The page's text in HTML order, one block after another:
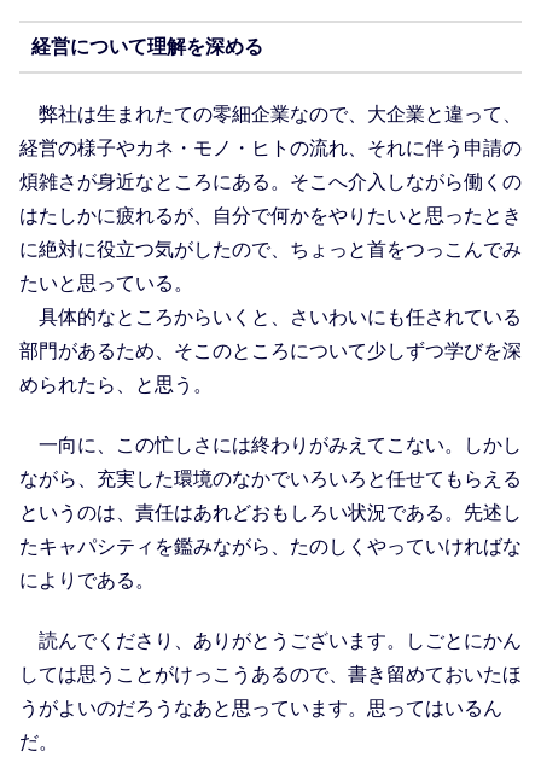
経営について理解を深める
弊社は生まれたての零細企業なので、大企業と違って、
経営の様子やカネ・モノ・ヒトの流れ、それに伴う申請の
煩雑さが身近なところにある。そこへ介入しながら働くの
はたしかに疲れるが、自分で何かをやりたいと思ったとき
に絶対に役立つ気がしたので、ちょっと首をつっこんでみ
たいと思っている。
具体的なところからいくと、さいわいにも任されている
部門があるため、そこのところについて少しずつ学びを深
められたら、と思う。
一向に、この忙しさには終わりがみえてこない。しかし
ながら、充実した環境のなかでいろいろと任せてもらえる
というのは、責任はあれどおもしろい状況である。先述し
たキャパシティを鑑みながら、たのしくやっていければな
によりである。
読んでくださり、ありがとうございます。しごとにかん
しては思うことがけっこうあるので、書き留めておいたほ
うがよいのだろうなあと思っています。思ってはいるん
だ。